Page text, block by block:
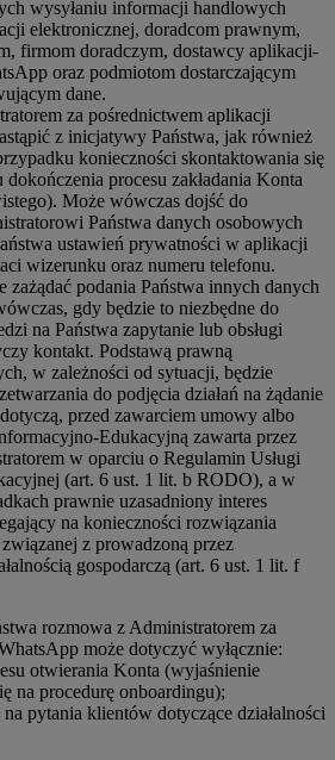
wysyłaniu informacji handlowych
elektronicznej, doradcom prawnym,
firmom doradczym, dostawcy aplikacji-
oraz podmiotom dostarczającym
dane.
za pośrednictwem aplikacji
z inicjatywy Państwa, jak również
konieczności skontaktowania się
procesu zakładania Konta
Może wówczas dojść do
Państwa danych osobowych
ustawień prywatności w aplikacji
wizerunku oraz numeru telefonu.
zażądać podania Państwa innych danych
gdy będzie to niezbędne do
na Państwa zapytanie lub obsługi
kontakt. Podstawą prawną
w zależności od sytuacji, będzie
do podjęcia działań na żądanie
przed zawarciem umowy albo
Edukacyjną zawarta przez
w oparciu o Regulamin Usługi
(art. 6 ust. 1 lit. b RODO), a w
prawnie uzasadniony interes
na konieczności rozwiązania
z prowadzoną przez
gospodarczą (art. 6 ust. 1 lit. f
rozmowa z Administratorem za
może dotyczyć wyłącznie:
otwierania Konta (wyjaśnienie
na procedurę onboardingu);
pytania klientów dotyczące działalności